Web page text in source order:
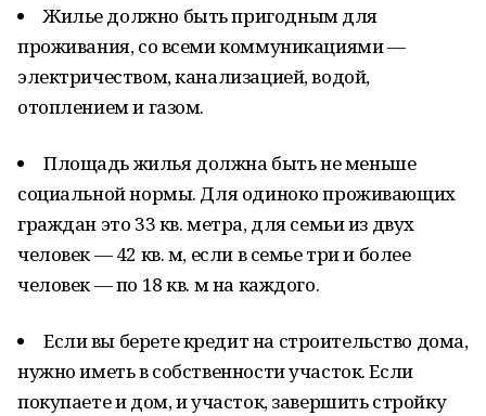
Жилье должно быть пригодным для
проживания, со всеми коммуникациями —
электричеством, канализацией, водой,
отоплением и газом.
Площадь жилья должна быть не меньше
социальной нормы. Для одиноко проживающих
граждан это 33 кв. метра, для семьи из двух
человек — 42 кв. м, если в семье три и более
человек — по 18 кв. м на каждого.
Если вы берете кредит на строительство дома,
нужно иметь в собственности участок. Если
покупаете и дом, и участок, завершить стройку